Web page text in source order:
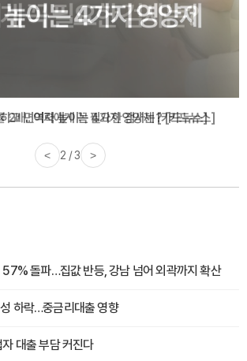
하고 면역력 높이는 4가지 영양제 [카드뉴스]
< 3 / 3 >
57% 돌파…집값 반등, 강남 넘어 외곽까지 확산
하락…중금리대출 영향
대출 부담 커진다